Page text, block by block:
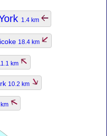
1.4 km
18.4 km
km
10.2 km